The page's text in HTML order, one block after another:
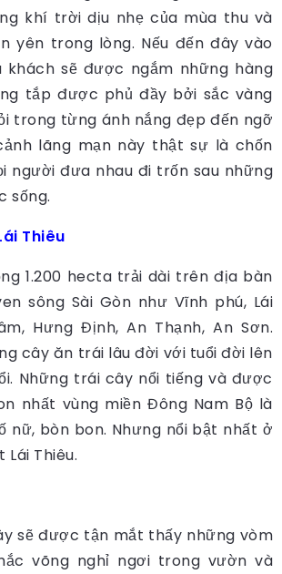
khí trời dịu nhẹ của mùa thu và
yên trong lòng. Nếu đến đây vào
khách sẽ được ngắm những hàng
tắp được phủ đầy bởi sắc vàng
trong từng ánh nắng đẹp đến ngỡ
lãng mạn này thật sự là chốn
người đưa nhau đi trốn sau những
sống.
Thiêu
1.200 hecta trải dài trên địa bàn
sông Sài Gòn như Vĩnh phú, Lái
Hưng Định, An Thạnh, An Sơn.
cây ăn trái lâu đời với tuổi đời lên
Những trái cây nổi tiếng và được
nhất vùng miền Đông Nam Bộ là
nữ, bòn bon. Nhưng nổi bật nhất ở
Thiêu.
sẽ được tận mắt thấy những vòm
võng nghỉ ngơi trong vườn và